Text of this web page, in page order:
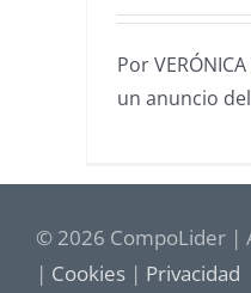
Por
un anuncio
© 2026 CompoLider |
| Cookies | Privacidad